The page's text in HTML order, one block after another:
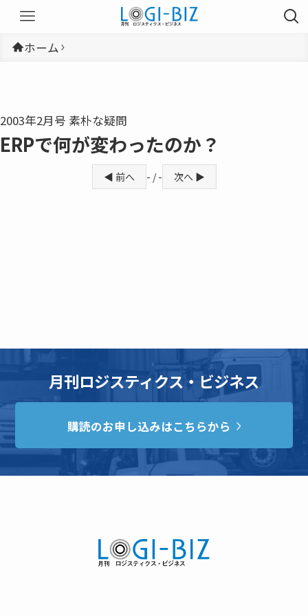
ホーム
2003年2月号 素朴な疑問
ERPで何が変わったのか？
◀ 前へ - / - 次へ ▶
月刊ロジスティクス・ビジネス
購読のお申し込みはこちらから